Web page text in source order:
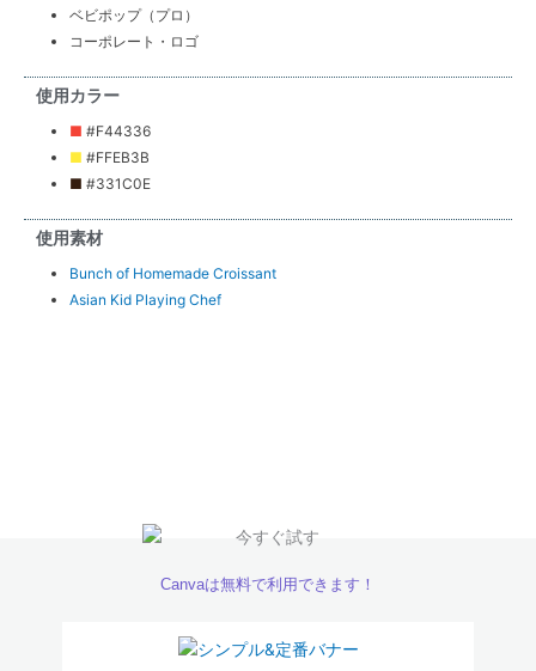
ベビポップ（プロ）
コーポレート・ロゴ
使用カラー
■ #F44336
■ #FFEB3B
■ #331C0E
使用素材
Bunch of Homemade Croissant
Asian Kid Playing Chef
Canvaは無料で利用できます！